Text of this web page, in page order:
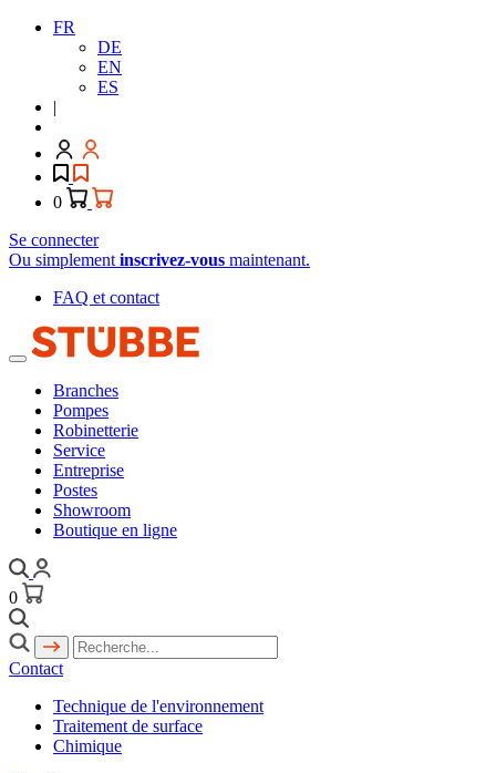
FR
DE
EN
ES
|
0
Se connecter
Ou simplement inscrivez-vous maintenant.
FAQ et contact
Branches
Pompes
Robinetterie
Service
Entreprise
Postes
Showroom
Boutique en ligne
0
Contact
Technique de l'environnement
Traitement de surface
Chimique